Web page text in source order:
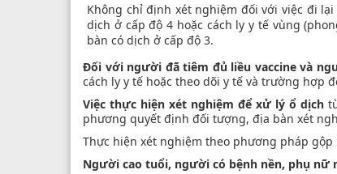
Không chỉ định xét nghiệm đối với việc đi
dịch ở cấp độ 4 hoặc cách ly y tế vùng
bàn có dịch ở cấp độ 3.
Đối với người đã tiêm đủ liều vaccine và
cách ly y tế hoặc theo dõi y tế và trường hợp
Việc thực hiện xét nghiệm để xử lý ổ dịch
phương quyết định đối tượng, địa bàn xét
Thực hiện xét nghiệm theo phương pháp
Người cao tuổi, người có bệnh nền, phụ